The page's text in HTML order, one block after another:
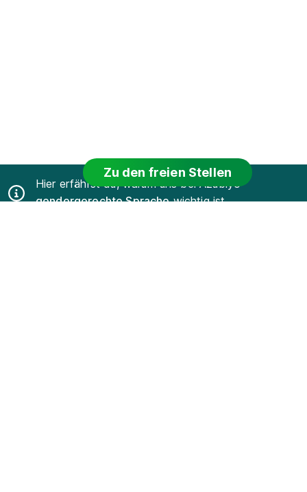
Zu den freien Stellen
Hier erfährst du, warum uns bei Azubiyo
gendergerechte Sprachewichtig ist.